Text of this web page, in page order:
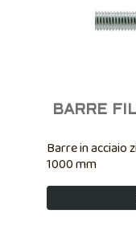
BARRE
Barre in acciaio
1000 mm